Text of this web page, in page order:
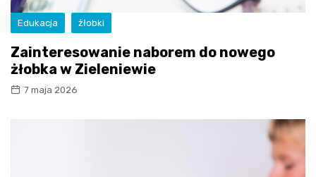
Edukacja żłobki
Zainteresowanie naborem do nowego
żłobka w Zieleniewie
7 maja 2026